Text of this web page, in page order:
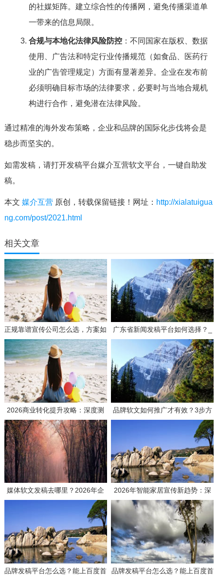
的社媒矩阵。建立综合性的传播网，避免传播渠道单
一带来的信息局限。
合规与本地化法律风险防控：不同国家在版权、数据
使用、广告法和特定行业传播规范（如食品、医药行
业的广告管理规定）方面有显著差异。企业在发布前
必须明确目标市场的法律要求，必要时与当地合规机
构进行合作，避免潜在法律风险。
通过精准的海外发布策略，企业和品牌的国际化步伐将会是
稳步而坚实的。
如需发稿，请打开发稿平台媒介互营软文平台，一键自助发
稿。
本文 媒介互营原创，转载保留链接！网址： http://xialatuigua
ng.com/post/2021.html
相关文章
正规靠谱宣传公司怎么选，方案如
何策划才有效？
广东省新闻发稿平台如何选择？_
3个要点帮你找到靠谱服务商
2026商业转化提升攻略：深度测
评如何选择高效媒体发稿供应商
品牌软文如何推广才有效？3步方
案与实战思路分享
媒体软文发稿去哪里？2026年企
业发稿平台选择全攻略与避坑指南
2026年智能家居宣传新趋势：深
度测评主流推广平台，解码品效合
一的传播密钥
品牌发稿平台怎么选？能上百度首
品牌发稿平台怎么选？能上百度首